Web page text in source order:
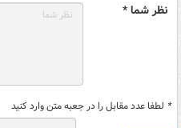
نظر شما *
* لطفا عدد مقابل را در جعبه متن وارد کنید